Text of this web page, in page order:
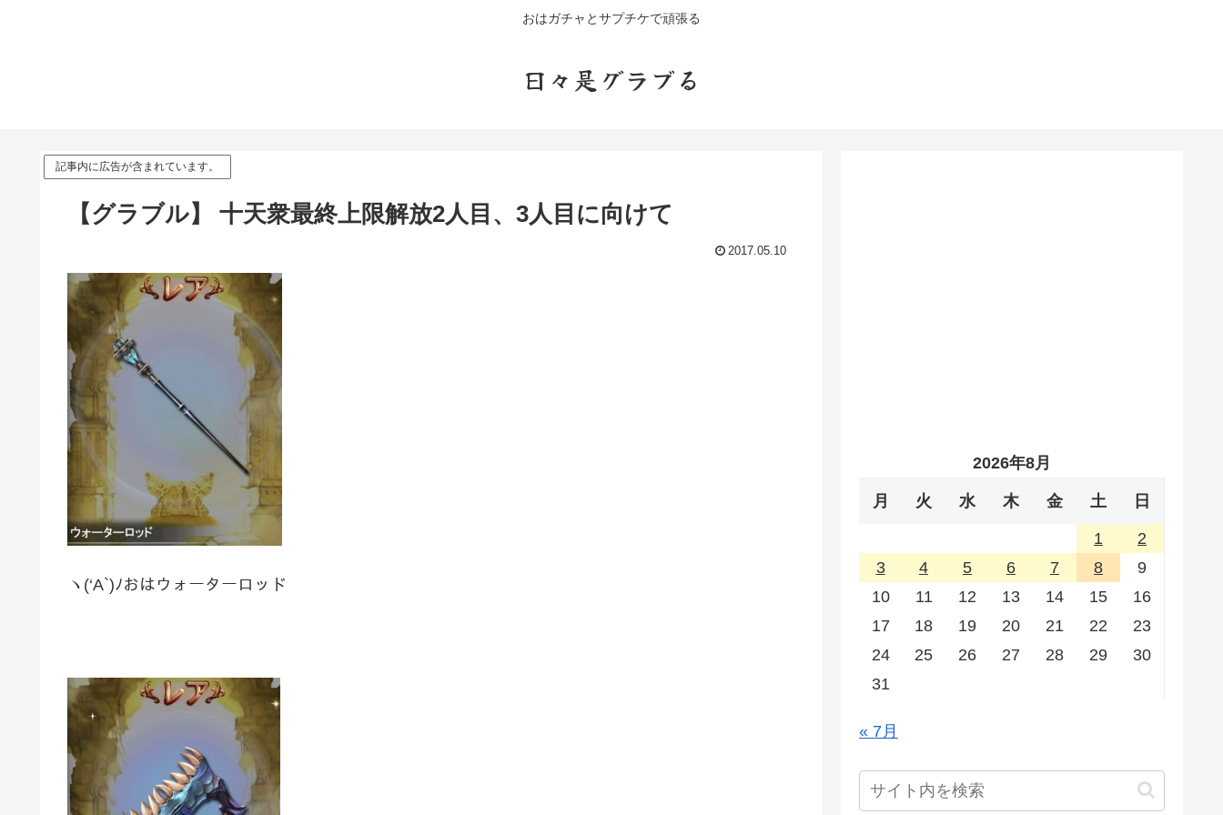
おはガチャとサプチケで頑張る
日々是グラブる
記事内に広告が含まれています。
【グラブル】 十天衆最終上限解放2人目、3人目に向けて
2017.05.10
ヽ(‘A`)ﾉおはウォーターロッド
2026年8月
月 火 水 木 金 土 日
1
2
3
4 5 6 7 8
9
10
11 12 13 14 15
16
17
18 19 20 21 22
23
24
25 26 27 28 29
30
31
« 7月